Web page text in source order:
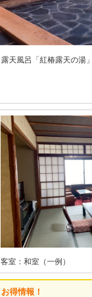
露天風呂「紅椿露天の湯」
客室：和室（一例）
お得情報！